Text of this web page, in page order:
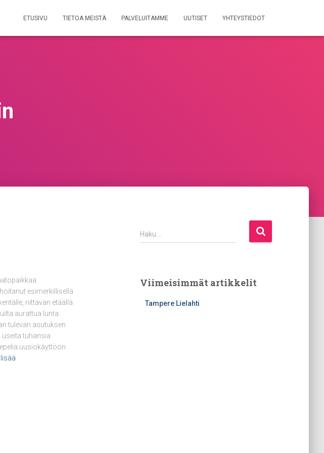
ETUSIVU TIETOA MEISTÄ PALVELUITAMME UUTISET YHTEYSTIEDOT
esimerkillisellä
riittävän etäällä
aurattua lunta.
tulevan asutuksen
useita tuhansia
uusiokäyttöön
lisää
H
a
Haku …
Viimeisimmät artikkelit
Tampere Lielahti